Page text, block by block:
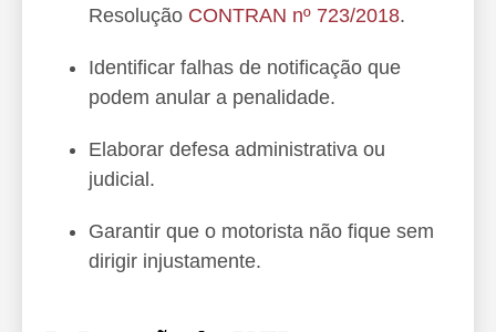
Resolução CONTRAN nº 723/2018.
Identificar falhas de notificação que
podem anular a penalidade.
Elaborar defesa administrativa ou
judicial.
Garantir que o motorista não fique sem
dirigir injustamente.